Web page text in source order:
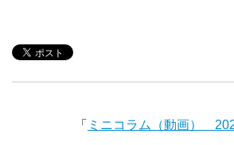
「 ミニコラム（動画）